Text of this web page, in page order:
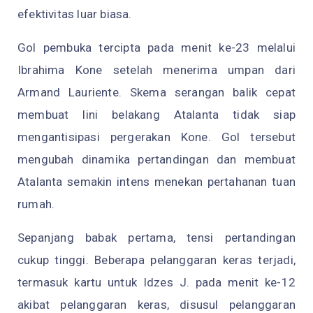
efektivitas luar biasa.
Gol pembuka tercipta pada menit ke-23 melalui
Ibrahima Kone setelah menerima umpan dari
Armand Lauriente. Skema serangan balik cepat
membuat lini belakang Atalanta tidak siap
mengantisipasi pergerakan Kone. Gol tersebut
mengubah dinamika pertandingan dan membuat
Atalanta semakin intens menekan pertahanan tuan
rumah.
Sepanjang babak pertama, tensi pertandingan
cukup tinggi. Beberapa pelanggaran keras terjadi,
termasuk kartu untuk Idzes J. pada menit ke-12
akibat pelanggaran keras, disusul pelanggaran